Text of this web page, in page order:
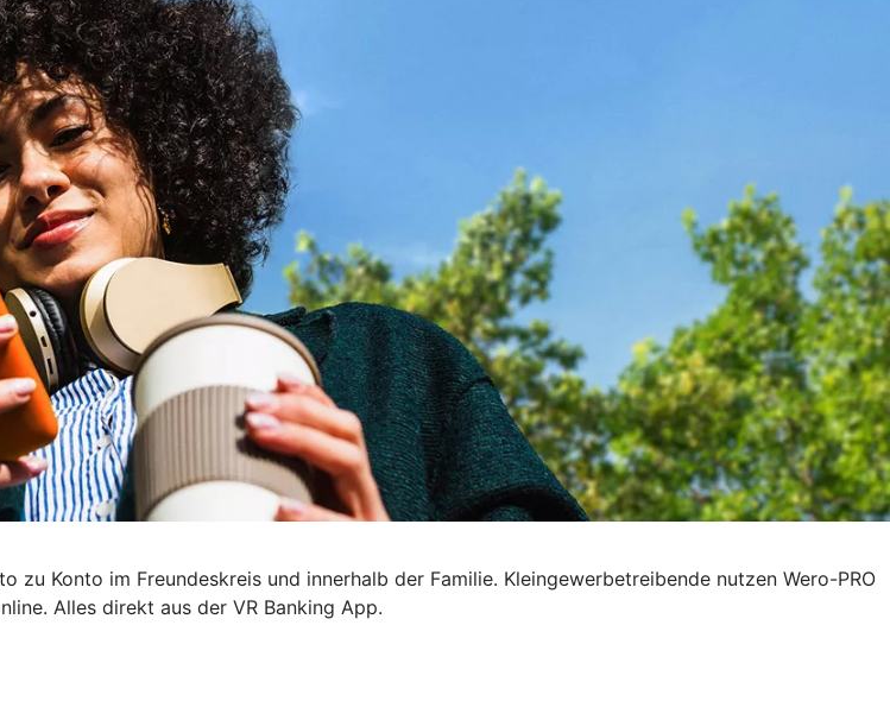
zu Konto im Freundeskreis und innerhalb der Familie. Kleingewerbetreibende nutzen Wero-PRO
Alles direkt aus der VR Banking App.